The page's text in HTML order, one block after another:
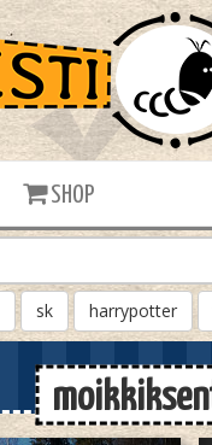
SHOP
sk harrypotter